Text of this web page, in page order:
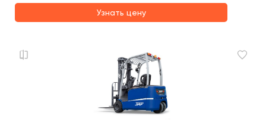
Узнать цену